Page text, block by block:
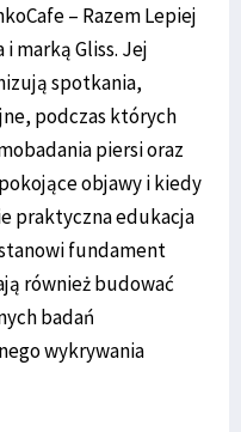
– Razem Lepiej
marką Gliss. Jej
spotkania,
podczas których
piersi oraz
objawy i kiedy
praktyczna edukacja
fundament
również budować
badań
wykrywania